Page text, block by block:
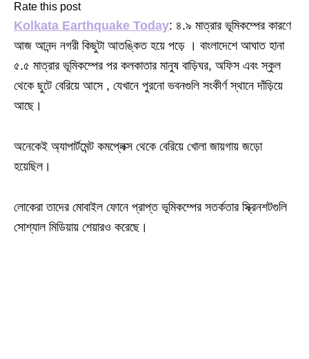
Rate this post
Kolkata Earthquake Today: ৪.৯ মাত্রার ভূমিকম্পের কারণে
আজ আনন্দ নগরী কিছুটা আতঙ্কিত হয়ে পড়ে । বাংলাদেশে আঘাত হানা
৫.৫ মাত্রার ভূমিকম্পের পর কলকাতার মানুষ বাড়িঘর, অফিস এবং স্কুল
থেকে ছুটে বেরিয়ে আসে , যেখানে পুরনো ভবনগুলি সংকীর্ণ স্থানে দাঁড়িয়ে
আছে।
অনেকেই অ্যাপার্টমেন্ট কমপ্লেক্স থেকে বেরিয়ে খোলা জায়গায় জড়ো
হয়েছিল।
লোকেরা তাদের মোবাইল ফোনে প্রাপ্ত ভূমিকম্পের সতর্কতার স্ক্রিনশটগুলি
সোশ্যাল মিডিয়ায় শেয়ারও করেছে।